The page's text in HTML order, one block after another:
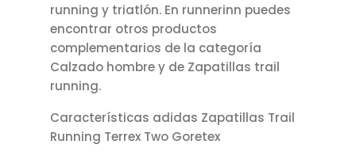
running y triatlón. En runnerinn puedes
encontrar otros productos
complementarios de la categoría
Calzado hombre y de Zapatillas trail
running.
Características adidas Zapatillas Trail
Running Terrex Two Goretex